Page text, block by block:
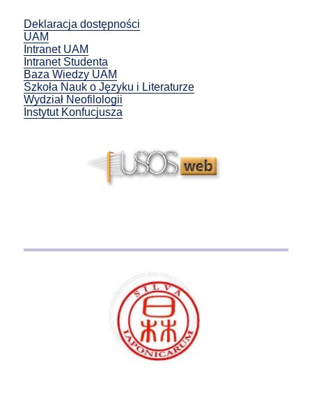
Deklaracja dostępności
UAM
Intranet UAM
Intranet Studenta
Baza Wiedzy UAM
Szkoła Nauk o Języku i Literaturze
Wydział Neofilologii
Instytut Konfucjusza